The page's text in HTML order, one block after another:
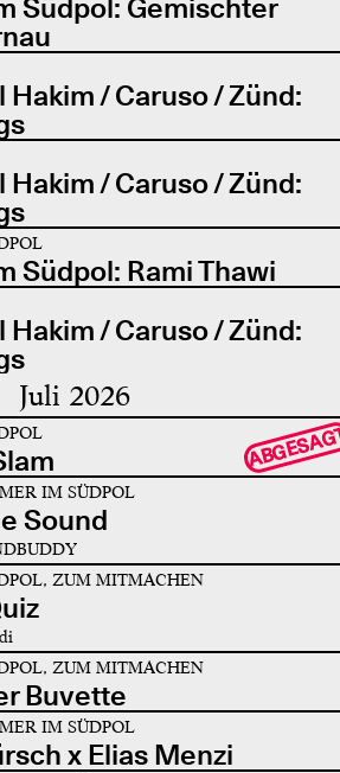
Südpol: Gemischter
Hakim / Caruso / Zünd:
Hakim / Caruso / Zünd:
Südpol: Rami Thawi
Hakim / Caruso / Zünd:
Juli 2026
IM SÜDPOL
Sound
ZUM MITMACHEN
ZUM MITMACHEN
Buvette
IM SÜDPOL
x Elias Menzi